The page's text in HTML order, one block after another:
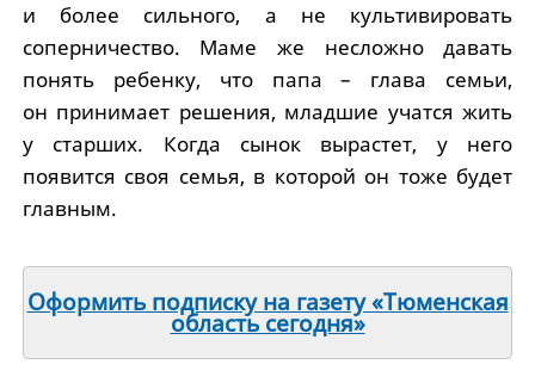
и более сильного, а не культивировать
соперничество. Маме же несложно давать
понять ребенку, что папа – глава семьи,
он принимает решения, младшие учатся жить
у старших. Когда сынок вырастет, у него
появится своя семья, в которой он тоже будет
главным.
Оформить подписку на газету «Тюменская
область сегодня»